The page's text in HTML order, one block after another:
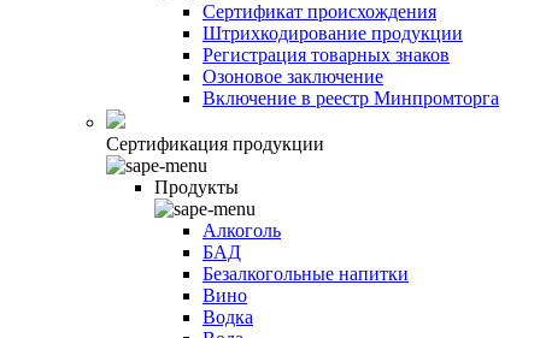
Сертификат происхождения
Штрихкодирование продукции
Регистрация товарных знаков
Озоновое заключение
Включение в реестр Минпромторга
Сертификация продукции
Продукты
Алкоголь
БАД
Безалкогольные напитки
Вино
Водка